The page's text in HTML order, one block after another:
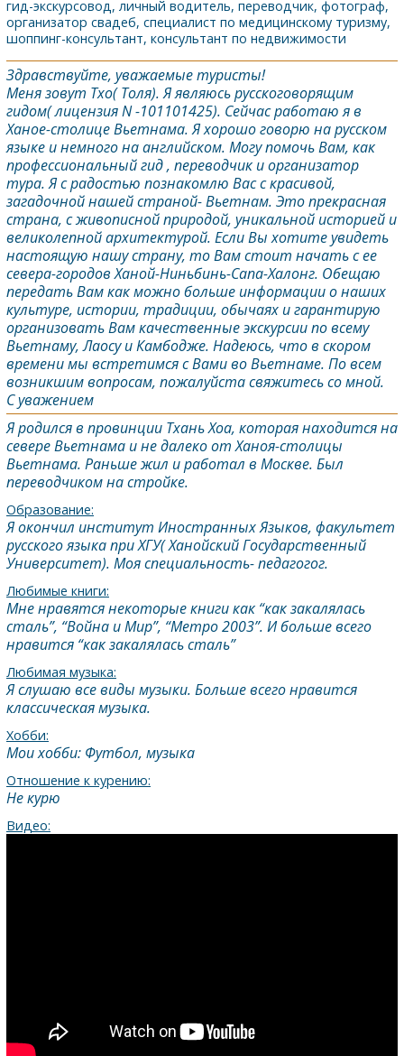
гид-экскурсовод, личный водитель, переводчик, фотограф,
организатор свадеб, специалист по медицинскому туризму,
шоппинг-консультант, консультант по недвижимости
Здравствуйте, уважаемые туристы!
Меня зовут Тхо( Толя). Я являюсь русскоговорящим
гидом( лицензия N -101101425). Сейчас работаю я в
Ханое-столице Вьетнама. Я хорошо говорю на русском
языке и немного на английском. Могу помочь Вам, как
профессиональный гид , переводчик и организатор
тура. Я с радостью познакомлю Вас с красивой,
загадочной нашей страной- Вьетнам. Это прекрасная
страна, c живописной природой, уникальной историей и
великолепной архитектурой. Если Вы хотите увидеть
настоящую нашу страну, то Вам стоит начать с ее
севера-городов Ханой-Ниньбинь-Сапа-Халонг. Обещаю
передать Вам как можно больше информации о наших
культуре, истории, традиции, обычаях и гарантирую
организовать Вам качественные экскурсии по всему
Вьетнаму, Лаосу и Камбоджe. Hадеюсь, что в скором
времени мы встретимся с Вами во Вьетнаме. По всем
возникшим вопросам, пожалуйста свяжитесь со мной.
С уважением
Я родился в провинции Тхань Хоа, которая находится на
севере Вьетнама и не далеко от Ханоя-столицы
Вьетнама. Раньше жил и работал в Москве. Был
переводчиком на стройке.
Образование:
Я окончил институт Иностранных Языков, факультет
русского языка при ХГУ( Ханойский Государственный
Университет). Моя специальность- педагогог.
Любимые книги:
Мне нравятся некоторые книги как “как закалялась
сталь”, “Война и Мир”, “Метро 2003”. И больше всего
нравится “как закалялась сталь”
Любимая музыка:
Я слушаю все виды музыки. Больше всего нравится
классическая музыка.
Хобби:
Мои хобби: Футбол, музыка
Отношение к курению:
Не курю
Видео: